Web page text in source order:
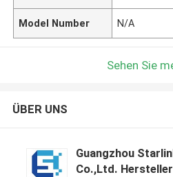
Model Number N/A
Sehen Sie
ÜBER UNS
Guangzhou
Co.,Ltd.